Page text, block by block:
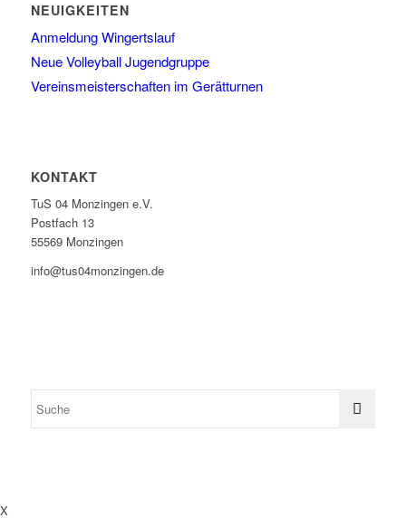
NEUIGKEITEN
Anmeldung Wingertslauf
Neue Volleyball Jugendgruppe
Vereinsmeisterschaften im Gerätturnen
KONTAKT
TuS 04 Monzingen e.V.
Postfach 13
55569 Monzingen
info@tus04monzingen.de
X